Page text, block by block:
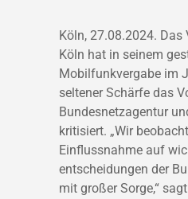
Köln, 27.08.2024. Das
Köln hat in seinem
Mobilfunkvergabe im
seltener Schärfe das
Bundesnetzagentur
kritisiert. „Wir
Einflussnahme auf
entscheidungen der
mit großer Sorge,“